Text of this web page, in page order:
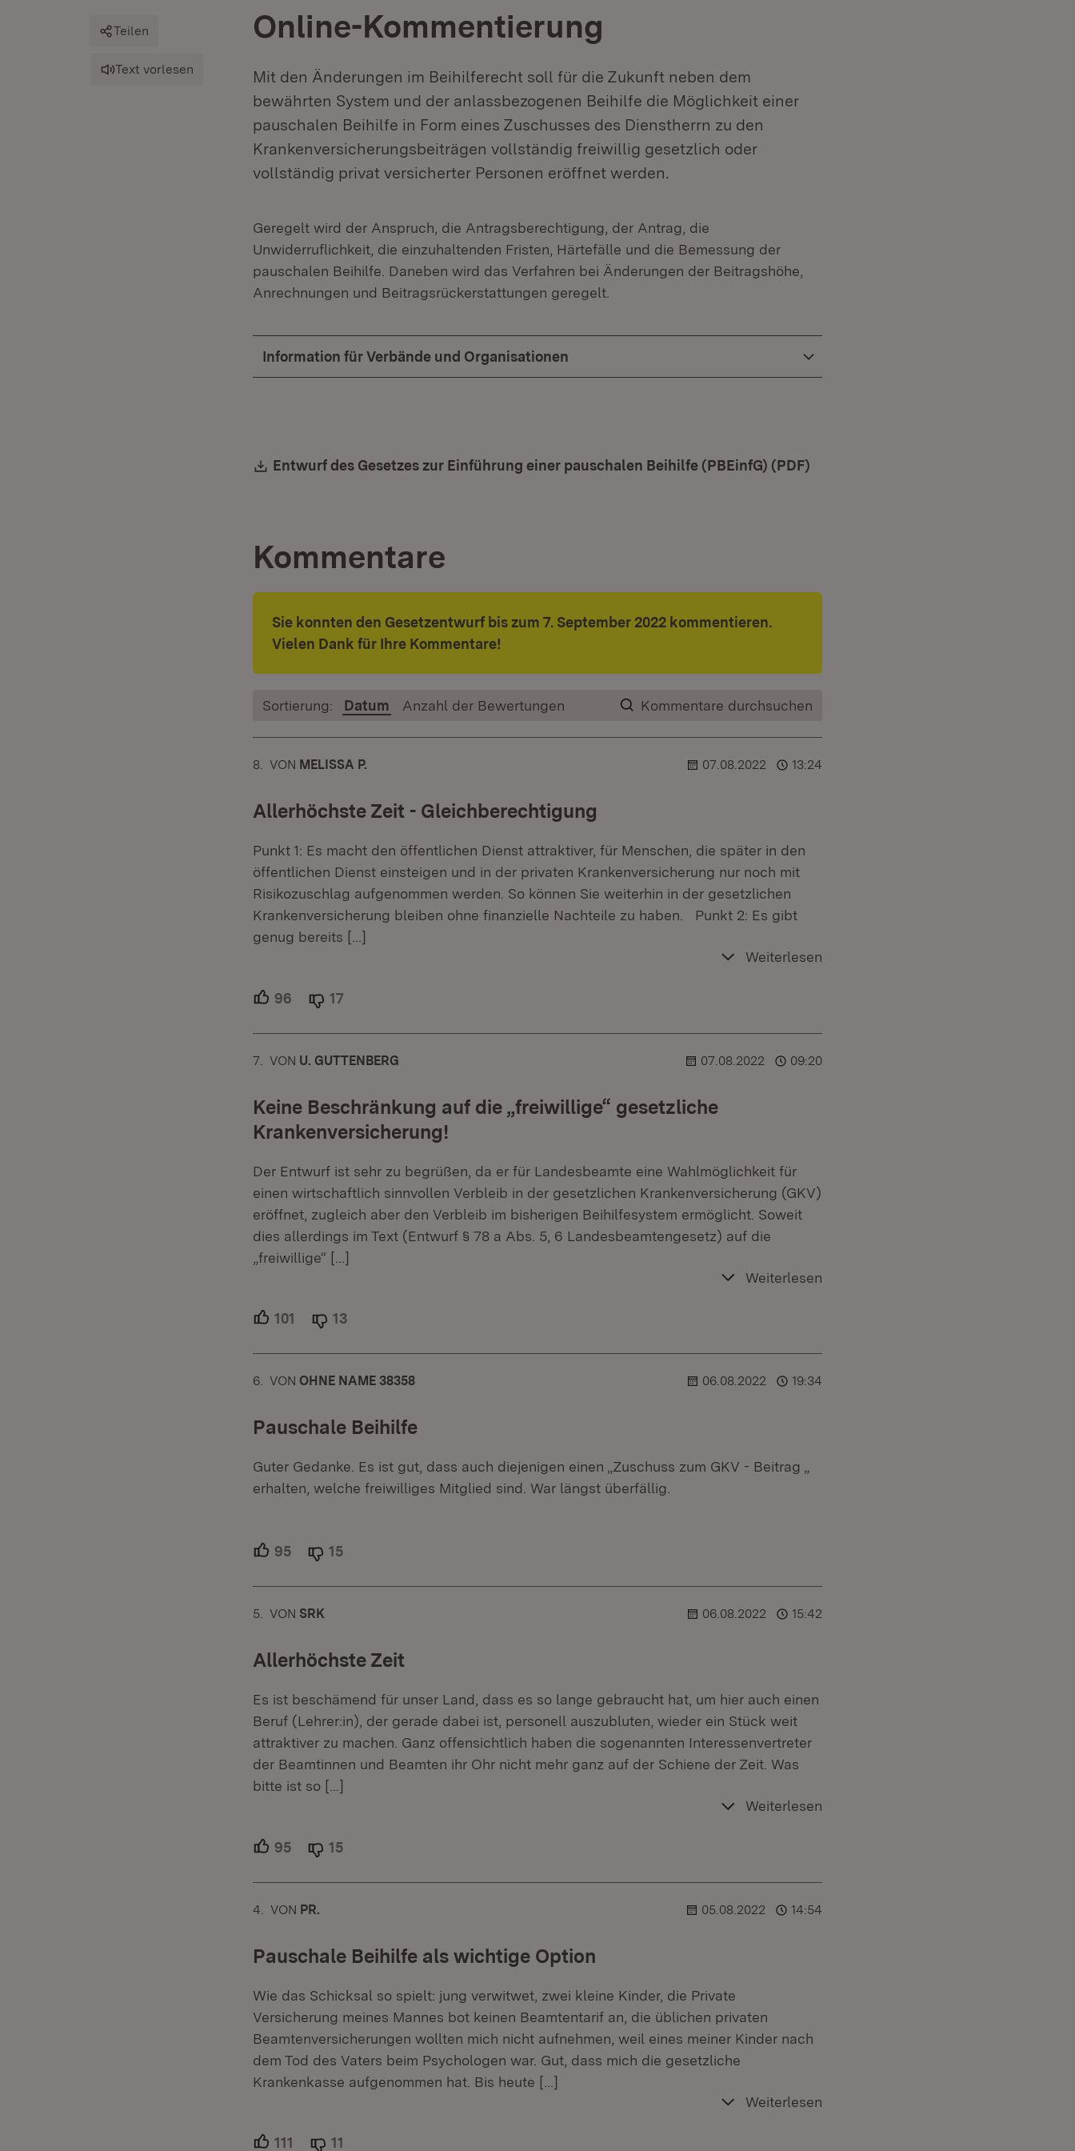
Online-Kommentierung
Mit den Änderungen im Beihilferecht soll für die Zukunft neben dem
bewährten System und der anlassbezogenen Beihilfe die Möglichkeit einer
pauschalen Beihilfe in Form eines Zuschusses des Dienstherrn zu den
Krankenversicherungsbeiträgen vollständig freiwillig gesetzlich oder
vollständig privat versicherter Personen eröffnet werden.
Teilen
Text vorlesen
Geregelt wird der Anspruch, die Antragsberechtigung, der Antrag, die
Unwiderruflichkeit, die einzuhaltenden Fristen, Härtefälle und die Bemessung der
pauschalen Beihilfe. Daneben wird das Verfahren bei Änderungen der Beitragshöhe,
Anrechnungen und Beitragsrückerstattungen geregelt.
Information für Verbände und Organisationen
Download:
Entwurf des Gesetzes zur Einführung einer pauschalen Beihilfe (PBEinfG) (PDF)
Kommentare
Sie konnten den Gesetzentwurf bis zum 7. September 2022 kommentieren.
Vielen Dank für Ihre Kommentare!
Kommentare durchsuchen
Sortierung: Datum Anzahl der Bewertungen
8. KOMMENTAR
VON :MELISSA P. 07.08.2022 13:24
Allerhöchste Zeit - Gleichberechtigung
Punkt 1: Es macht den öffentlichen Dienst attraktiver, für Menschen, die später in den
öffentlichen Dienst einsteigen und in der privaten Krankenversicherung nur noch mit
Risikozuschlag aufgenommen werden. So können Sie weiterhin in der gesetzlichen
Krankenversicherung bleiben ohne finanzielle Nachteile zu haben. Punkt 2: Es gibt
genug bereits […]
Weiterlesen
96 Unterstützer.
17
7. KOMMENTAR
VON :U. GUTTENBERG 07.08.2022 09:20
Keine Beschränkung auf die „freiwillige“ gesetzliche
Krankenversicherung!
Der Entwurf ist sehr zu begrüßen, da er für Landesbeamte eine Wahlmöglichkeit für
einen wirtschaftlich sinnvollen Verbleib in der gesetzlichen Krankenversicherung (GKV)
eröffnet, zugleich aber den Verbleib im bisherigen Beihilfesystem ermöglicht. Soweit
dies allerdings im Text (Entwurf § 78 a Abs. 5, 6 Landesbeamtengesetz) auf die
„freiwillige“ […]
Weiterlesen
101 Unterstützer.
13
6. KOMMENTAR
VON :OHNE NAME 38358 06.08.2022 19:34
Pauschale Beihilfe
Guter Gedanke. Es ist gut, dass auch diejenigen einen „Zuschuss zum GKV - Beitrag „
erhalten, welche freiwilliges Mitglied sind. War längst überfällig.
95 Unterstützer.
15
5. KOMMENTAR
VON :SRK 06.08.2022 15:42
Allerhöchste Zeit
Es ist beschämend für unser Land, dass es so lange gebraucht hat, um hier auch einen
Beruf (Lehrer:in), der gerade dabei ist, personell auszubluten, wieder ein Stück weit
attraktiver zu machen. Ganz offensichtlich haben die sogenannten Interessenvertreter
der Beamtinnen und Beamten ihr Ohr nicht mehr ganz auf der Schiene der Zeit. Was
bitte ist so […]
Weiterlesen
95 Unterstützer.
15
4. KOMMENTAR
VON :PR. 05.08.2022 14:54
Pauschale Beihilfe als wichtige Option
Wie das Schicksal so spielt: jung verwitwet, zwei kleine Kinder, die Private
Versicherung meines Mannes bot keinen Beamtentarif an, die üblichen privaten
Beamtenversicherungen wollten mich nicht aufnehmen, weil eines meiner Kinder nach
dem Tod des Vaters beim Psychologen war. Gut, dass mich die gesetzliche
Krankenkasse aufgenommen hat. Bis heute […]
Weiterlesen
111 Unterstützer.
11